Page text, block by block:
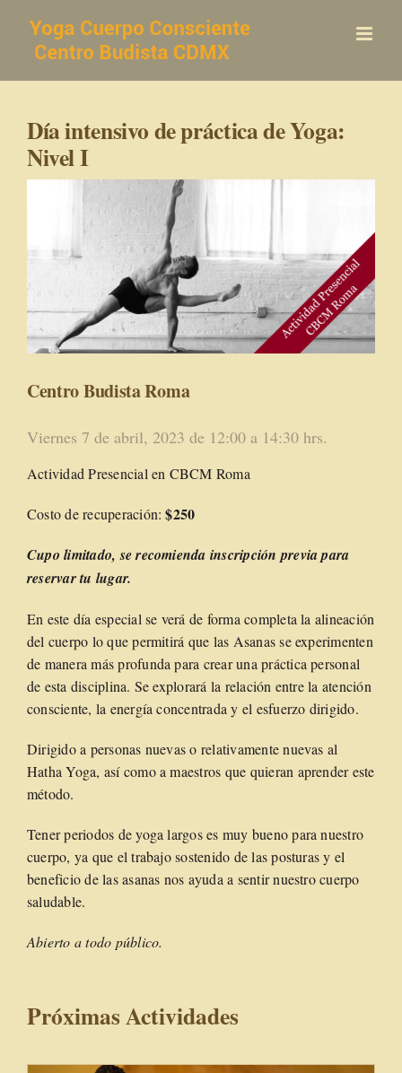
contenido
Día intensivo de práctica de Yoga:
Nivel I
Centro Budista Roma
Viernes 7 de abril, 2023 de 12:00 a 14:30 hrs.
Actividad Presencial en CBCM Roma
Costo de recuperación: $250
Cupo limitado, se recomienda inscripción previa para
reservar tu lugar.
En este día especial se verá de forma completa la alineación
del cuerpo lo que permitirá que las Asanas se experimenten
de manera más profunda para crear una práctica personal
de esta disciplina. Se explorará la relación entre la atención
consciente, la energía concentrada y el esfuerzo dirigido.
Dirigido a personas nuevas o relativamente nuevas al
Hatha Yoga, así como a maestros que quieran aprender este
método.
Tener periodos de yoga largos es muy bueno para nuestro
cuerpo, ya que el trabajo sostenido de las posturas y el
beneficio de las asanas nos ayuda a sentir nuestro cuerpo
saludable.
Abierto a todo público.
Próximas Actividades